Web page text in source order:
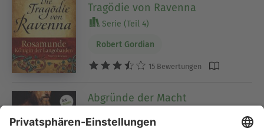
Tragödie von Ravenna
Serie (Teil 4)
Robert Gordian
15 Bewertungen
Abgründe der Macht